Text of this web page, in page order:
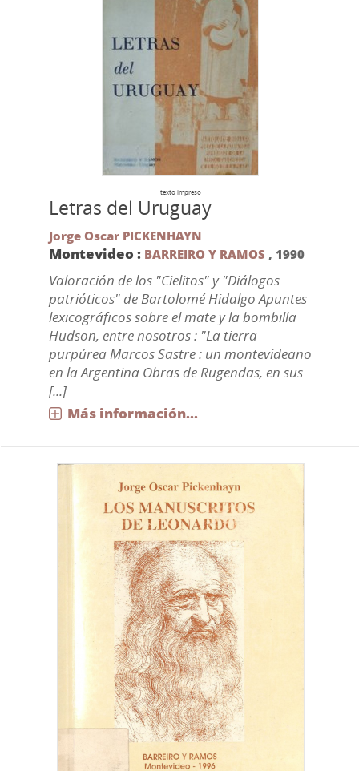
texto impreso
Letras del Uruguay
Jorge Oscar PICKENHAYN
Montevideo : BARREIRO Y RAMOS , 1990
Valoración de los "Cielitos" y "Diálogos
patrióticos" de Bartolomé Hidalgo Apuntes
lexicográficos sobre el mate y la bombilla
Hudson, entre nosotros : "La tierra
purpúrea Marcos Sastre : un montevideano
en la Argentina Obras de Rugendas, en sus
[...]
Más información...